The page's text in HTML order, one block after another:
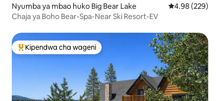
Nyumba ya mbao huko Big Bear Lake Ukadiriaji wa
4.98 (229)
Chaja ya Boho Bear-Spa-Near Ski Resort-EV
Kipendwa maarufu cha wageni
Kipendwa cha wageni